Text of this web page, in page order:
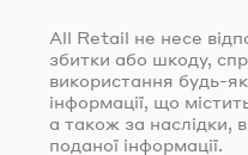
All Retail не несе
збитки або шкоду,
використання будь-
інформації, що
а також за наслідки,
поданої інформації.